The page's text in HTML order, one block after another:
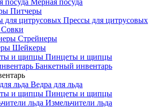
Питчеры
Прессы для цитрусовых
Совки
Стрейнеры
Шейкеры
Пинцеты и щипцы
Банкетный инвентарь
Ведра для льда
Пинцеты и щипцы
Измельчители льда